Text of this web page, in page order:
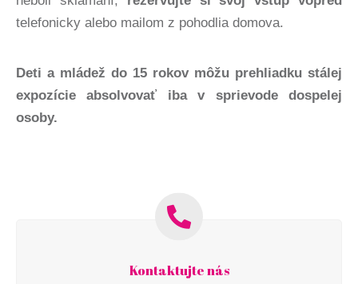
telefonicky alebo mailom z pohodlia domova.
Deti a mládež do 15 rokov môžu prehliadku stálej
expozície absolvovať iba v sprievode dospelej
osoby.
Kontaktujte nás